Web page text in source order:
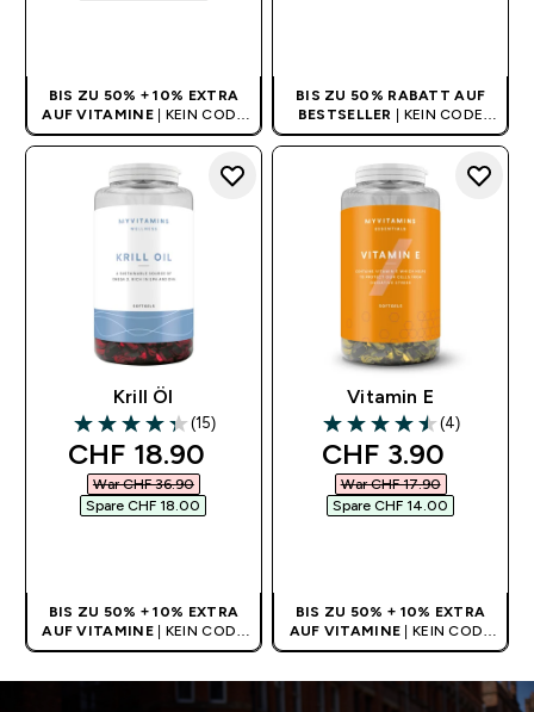
BIS ZU 50% + 10% EXTRA
AUF VITAMINE
| KEIN CODE
BENÖTIGT
BIS ZU 50% RABATT AUF
BESTSELLER
| KEIN CODE
BENÖTIGT
Krill Öl
4.33 out of 5 stars
(15)
discounted price
CHF 18.90‎
War CHF 36.90‎
Spare CHF 18.00‎
BIS ZU 50% + 10% EXTRA
AUF VITAMINE | KEIN CODE
BENÖTIGT
Vitamin E
4.5 out of 5 stars
(4)
discounted
CHF 3.90‎
War CHF 17.90‎
Spare CHF 14.00‎
BIS ZU 50% + 10% EXTRA
AUF VITAMINE | KEIN CODE
BENÖTIGT